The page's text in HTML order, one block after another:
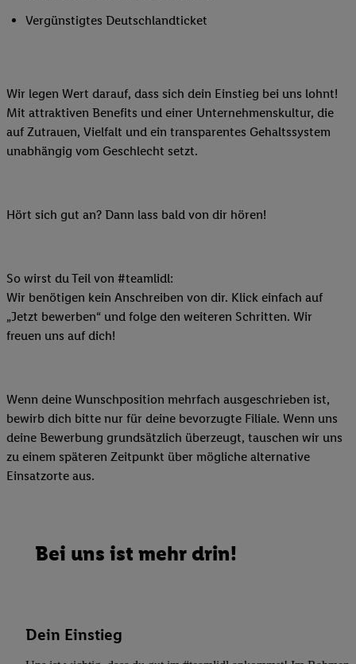
Vergünstigtes Deutschlandticket
Wir legen Wert darauf, dass sich dein Einstieg bei uns lohnt!
Mit attraktiven Benefits und einer Unternehmenskultur, die
auf Zutrauen, Vielfalt und ein transparentes Gehaltssystem
unabhängig vom Geschlecht setzt.
Hört sich gut an? Dann lass bald von dir hören!
So wirst du Teil von #teamlidl:
Wir benötigen kein Anschreiben von dir. Klick einfach auf
„Jetzt bewerben“ und folge den weiteren Schritten. Wir
freuen uns auf dich!
Wenn deine Wunschposition mehrfach ausgeschrieben ist,
bewirb dich bitte nur für deine bevorzugte Filiale. Wenn uns
deine Bewerbung grundsätzlich überzeugt, tauschen wir uns
zu einem späteren Zeitpunkt über mögliche alternative
Einsatzorte aus.
Bei uns ist mehr drin!
Dein Einstieg